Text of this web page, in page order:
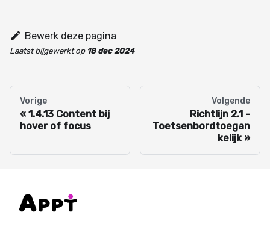
Bewerk deze pagina
Laatst bijgewerktop 18 dec 2024
Vorige
1.4.13 Content bij
hover of focus
Volgende
Richtlijn 2.1 -
Toetsenbordtoegan
kelijk